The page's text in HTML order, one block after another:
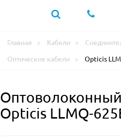
Главная Кабели
Оптические кабели
Opticis
Opticis LLMQ-